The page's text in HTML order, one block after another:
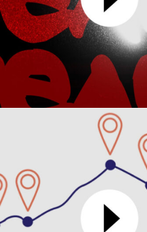
Peace
MOTION DESIGN
Ferrocampus